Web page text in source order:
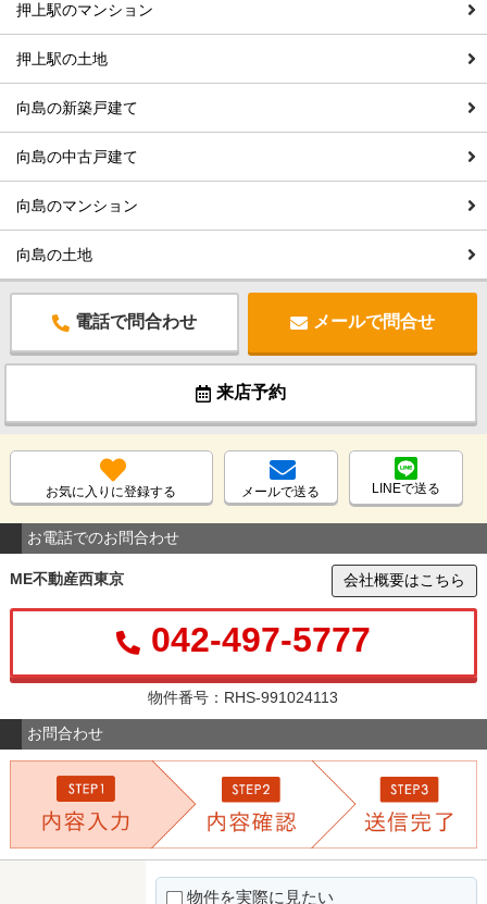
押上駅のマンション
押上駅の土地
向島の新築戸建て
向島の中古戸建て
向島のマンション
向島の土地
電話で問合わせ メールで問合せ
来店予約
お気に入りに登録する メールで送る LINEで送る
お電話でのお問合わせ
ME不動産西東京 会社概要はこちら
042-497-5777
物件番号：RHS-991024113
お問合わせ
物件を実際に見たい